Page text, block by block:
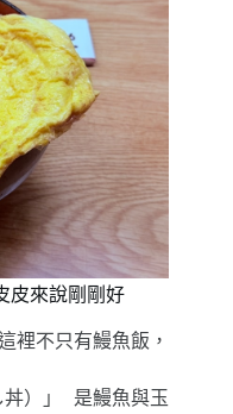
皮來說剛剛好
裡不只有鰻魚飯，
丼）」 是鰻魚與玉